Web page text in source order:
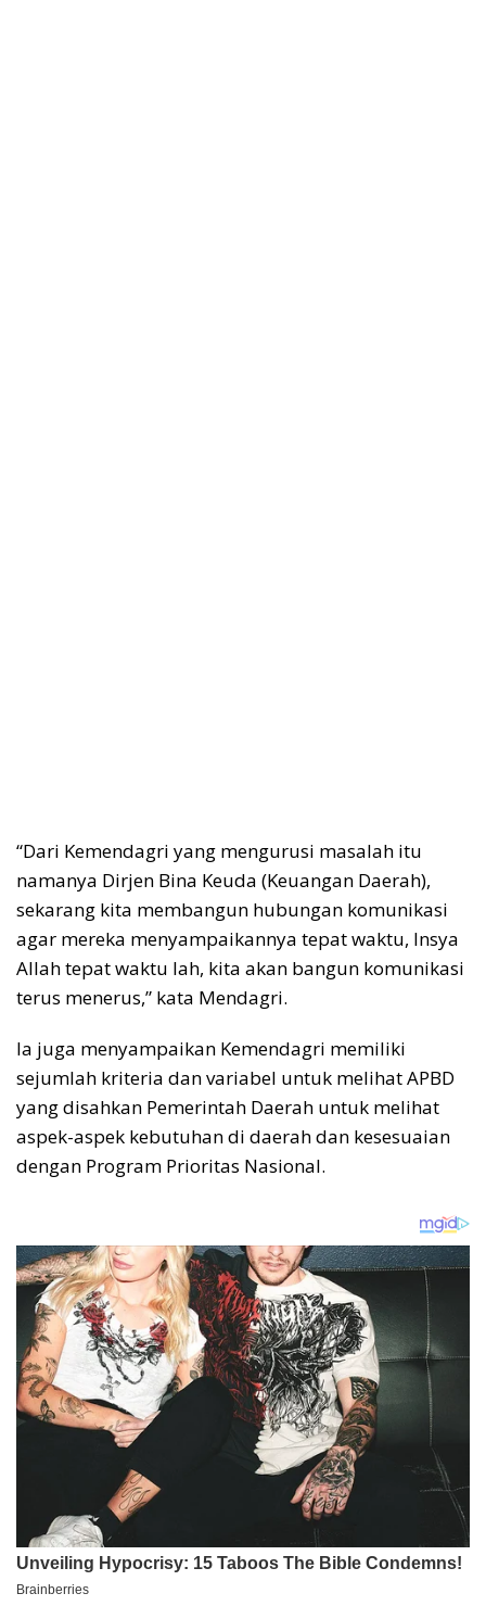
“Dari Kemendagri yang mengurusi masalah itu
namanya Dirjen Bina Keuda (Keuangan Daerah),
sekarang kita membangun hubungan komunikasi
agar mereka menyampaikannya tepat waktu, Insya
Allah tepat waktu lah, kita akan bangun komunikasi
terus menerus,” kata Mendagri.
Ia juga menyampaikan Kemendagri memiliki
sejumlah kriteria dan variabel untuk melihat APBD
yang disahkan Pemerintah Daerah untuk melihat
aspek-aspek kebutuhan di daerah dan kesesuaian
dengan Program Prioritas Nasional.